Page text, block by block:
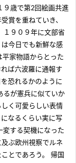
９歳で第2回絵画共進
賞を重ねていき、
１９０９年に文部省
今日でも新鮮な感
家物語からとった
ば六波羅に通報す
恐れるかのように
るが憲兵に似ていか
く可愛らしい表情
なるくらい実に写
変する契機になった
ぶ欧州視察でルネ
とであろう。 帰国